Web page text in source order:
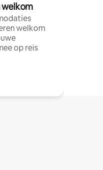
welkom
welkom
op reis